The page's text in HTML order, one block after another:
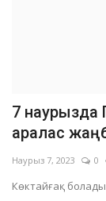
7
аралас
Наурыз 7, 2023 0
Көктайғақ